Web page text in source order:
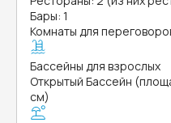
Бары: 1
Комнаты для
Бассейны для взрослых
Открытый Бассейн
см)